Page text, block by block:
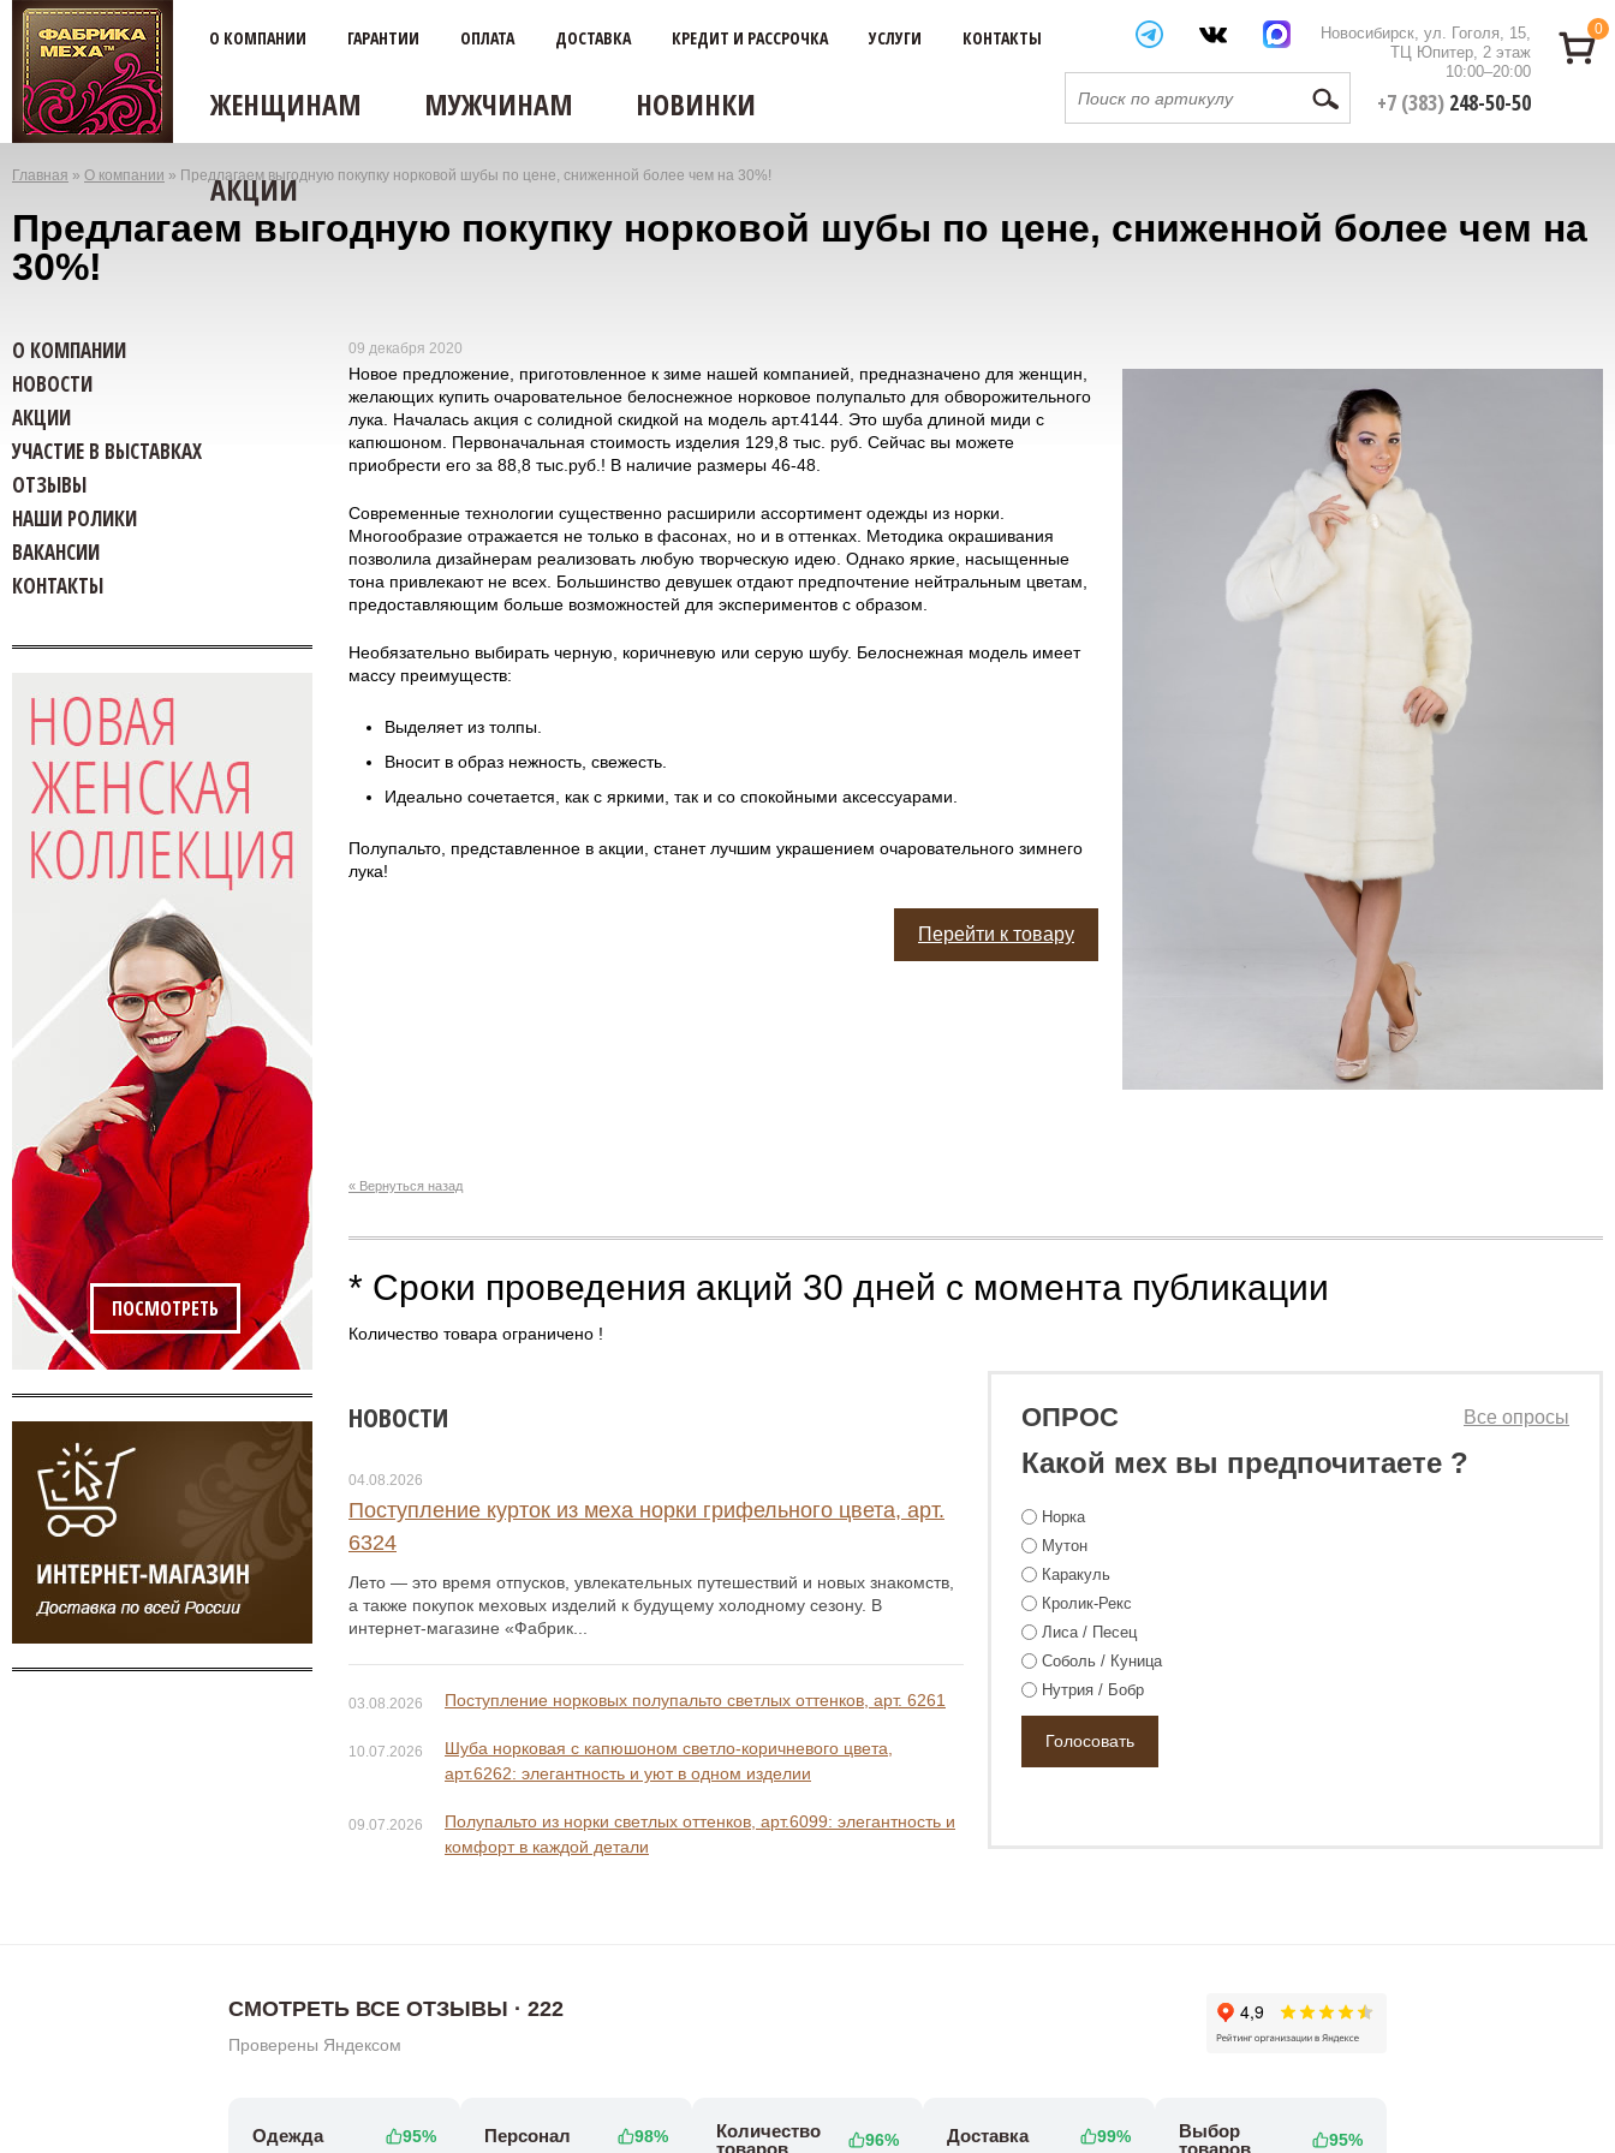
Новосибирск, ул. Гоголя, 15,
ТЦ Юпитер, 2 этаж
10:00–20:00
+7 (383) 248-50-50
О КОМПАНИИ ГАРАНТИИ ОПЛАТА ДОСТАВКА КРЕДИТ И РАССРОЧКА УСЛУГИ КОНТАКТЫ
ЖЕНЩИНАМ МУЖЧИНАМ НОВИНКИ
АКЦИИ
0
Вы
здесь
Главная » О компании » Предлагаем выгодную покупку норковой шубы по цене, сниженной более чем на 30%!
Предлагаем выгодную покупку норковой шубы по цене, сниженной более чем на
30%!
09 декабря 2020
Новое предложение, приготовленное к зиме нашей компанией, предназначено для женщин,
желающих купить очаровательное белоснежное норковое полупальто для обворожительного
лука. Началась акция с солидной скидкой на модель арт.4144. Это шуба длиной миди с
капюшоном. Первоначальная стоимость изделия 129,8 тыс. руб. Сейчас вы можете
приобрести его за 88,8 тыс.руб.! В наличие размеры 46-48.
Современные технологии существенно расширили ассортимент одежды из норки.
Многообразие отражается не только в фасонах, но и в оттенках. Методика окрашивания
позволила дизайнерам реализовать любую творческую идею. Однако яркие, насыщенные
тона привлекают не всех. Большинство девушек отдают предпочтение нейтральным цветам,
предоставляющим больше возможностей для экспериментов с образом.
Необязательно выбирать черную, коричневую или серую шубу. Белоснежная модель имеет
массу преимуществ:
Выделяет из толпы.
Вносит в образ нежность, свежесть.
Идеально сочетается, как с яркими, так и со спокойными аксессуарами.
Полупальто, представленное в акции, станет лучшим украшением очаровательного зимнего
лука!
Перейти к товару
« Вернуться назад
* Сроки проведения акций 30 дней с момента публикации
Количество товара ограничено !
НОВОСТИ
04.08.2026
Поступление курток из меха норки грифельного цвета, арт.
6324
Лето — это время отпусков, увлекательных путешествий и новых знакомств,
а также покупок меховых изделий к будущему холодному сезону. В
интернет-магазине «Фабрик...
03.08.2026 Поступление норковых полупальто светлых оттенков, арт. 6261
10.07.2026
Шуба норковая с капюшоном светло-коричневого цвета,
арт.6262: элегантность и уют в одном изделии
09.07.2026
Полупальто из норки светлых оттенков, арт.6099: элегантность и
комфорт в каждой детали
ОПРОС
Какой мех вы предпочитаете ?
Все опросы
Норка
Мутон
Каракуль
Кролик-Рекс
Лиса / Песец
Соболь / Куница
Нутрия / Бобр
О КОМПАНИИ
НОВОСТИ
АКЦИИ
УЧАСТИЕ В ВЫСТАВКАХ
ОТЗЫВЫ
НАШИ РОЛИКИ
ВАКАНСИИ
КОНТАКТЫ
ПОСМОТРЕТЬ
СМОТРЕТЬ ВСЕ ОТЗЫВЫ · 222
Проверены Яндексом
Одежда 95% Персонал 98%
Количество
товаров
96% Доставка 99%
Выбор
товаров
95%